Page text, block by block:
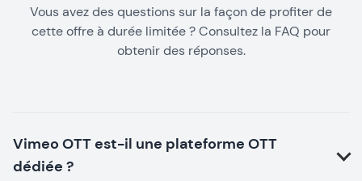
Vous avez des questions sur la façon de profiter de
cette offre à durée limitée ? Consultez la FAQ pour
obtenir des réponses.
Vimeo OTT est-il une plateforme OTT
dédiée ?